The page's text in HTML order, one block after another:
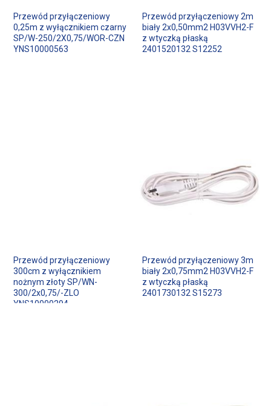
Przewód przyłączeniowy
0,25m z wyłącznikiem czarny
SP/W-250/2X0,75/WOR-CZN
YNS10000563
Przewód przyłączeniowy 2m
biały 2x0,50mm2 H03VVH2-F
z wtyczką płaską
2401520132 S12252
Przewód przyłączeniowy
300cm z wyłącznikiem
nożnym złoty SP/WN-
300/2x0,75/-ZLO
YNS10000294
Przewód przyłączeniowy 3m
biały 2x0,75mm2 H03VVH2-F
z wtyczką płaską
2401730132 S15273